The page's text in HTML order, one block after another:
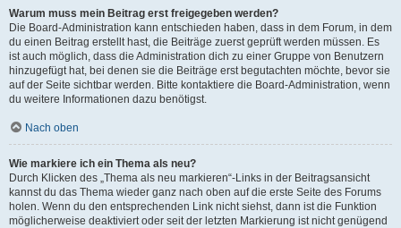
Warum muss mein Beitrag erst freigegeben werden?
Die Board-Administration kann entschieden haben, dass in dem Forum, in dem
du einen Beitrag erstellt hast, die Beiträge zuerst geprüft werden müssen. Es
ist auch möglich, dass die Administration dich zu einer Gruppe von Benutzern
hinzugefügt hat, bei denen sie die Beiträge erst begutachten möchte, bevor sie
auf der Seite sichtbar werden. Bitte kontaktiere die Board-Administration, wenn
du weitere Informationen dazu benötigst.
Nach oben
Wie markiere ich ein Thema als neu?
Durch Klicken des „Thema als neu markieren“-Links in der Beitragsansicht
kannst du das Thema wieder ganz nach oben auf die erste Seite des Forums
holen. Wenn du den entsprechenden Link nicht siehst, dann ist die Funktion
möglicherweise deaktiviert oder seit der letzten Markierung ist nicht genügend